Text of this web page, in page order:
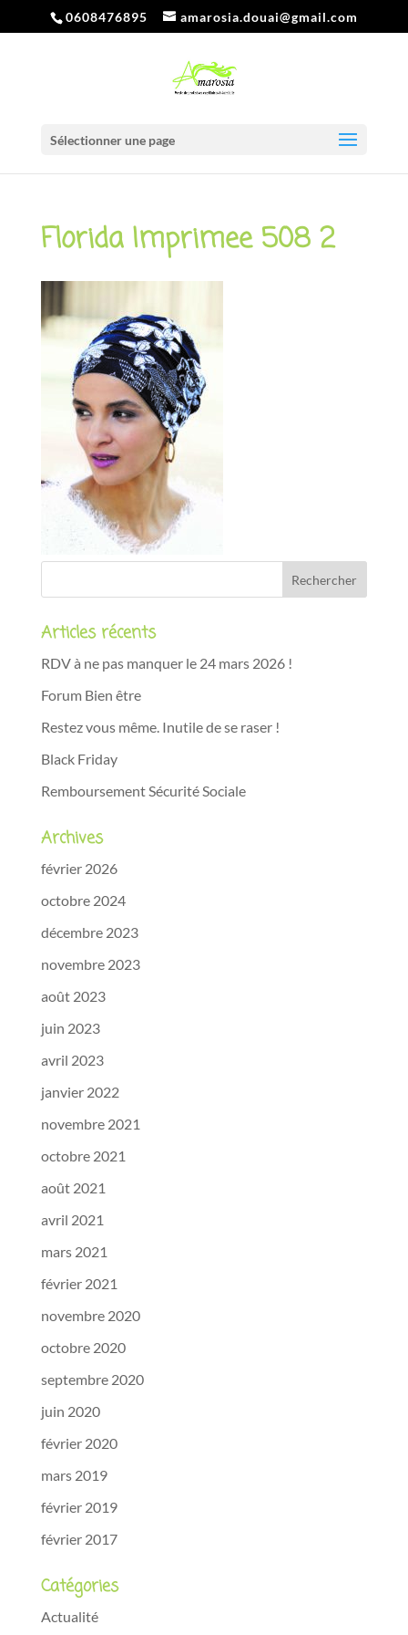
0608476895 amarosia.douai@gmail.com
Sélectionner une page
Florida Imprimee 508 2
Articles récents
RDV à ne pas manquer le 24 mars 2026 !
Forum Bien être
Restez vous même. Inutile de se raser !
Black Friday
Remboursement Sécurité Sociale
Archives
février 2026
octobre 2024
décembre 2023
novembre 2023
août 2023
juin 2023
avril 2023
janvier 2022
novembre 2021
octobre 2021
août 2021
avril 2021
mars 2021
février 2021
novembre 2020
octobre 2020
septembre 2020
juin 2020
février 2020
mars 2019
février 2019
février 2017
Catégories
Actualité